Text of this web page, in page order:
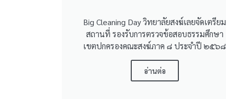
Big Cleaning Day วิทยาลัยสงฆ์เลยจัดเตรียม
สถานที่ รองรับการตรวจข้อสอบธรรมศึกษา
เขตปกครองคณะสงฆ์ภาค ๘ ประจำปี ๒๕๖๘
อ่านต่อ